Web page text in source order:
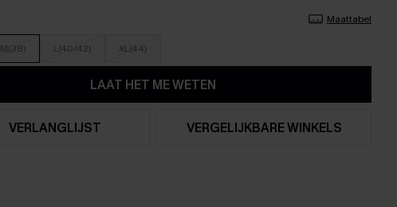
Maattabel
M(38) L(40/42) XL(44)
LAAT HET ME WETEN
VERLANGLIJST VERGELIJKBARE WINKELS